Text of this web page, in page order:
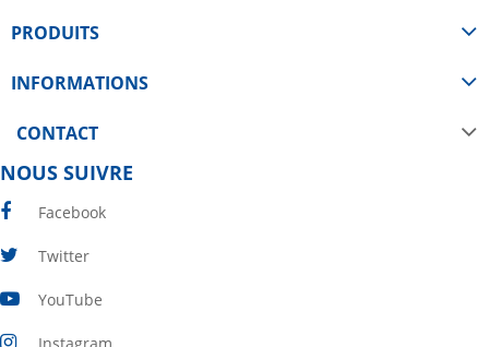
PRODUITS
INFORMATIONS
CONTACT
NOUS SUIVRE
Facebook
Twitter
YouTube